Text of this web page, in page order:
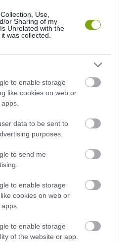
Use,
or Sharing of my
Unrelated with the
was collected.
to enable storage
like cookies on web or
data to be sent to
purposes.
to send me
to enable storage
cookies on web or
to enable storage
of the website or app.
A
A KORALLZÁTONY NEM CSAK
SZÍNES HALAKBÓL ÁLL: MOST
500 EDDIG ISMERETLEN
HŐKUPOLA MAGYARORSZÁG
FEDŐ, ÉS MI TÖRTÉNIK
ALATTA A TERMÉSZETTEL?